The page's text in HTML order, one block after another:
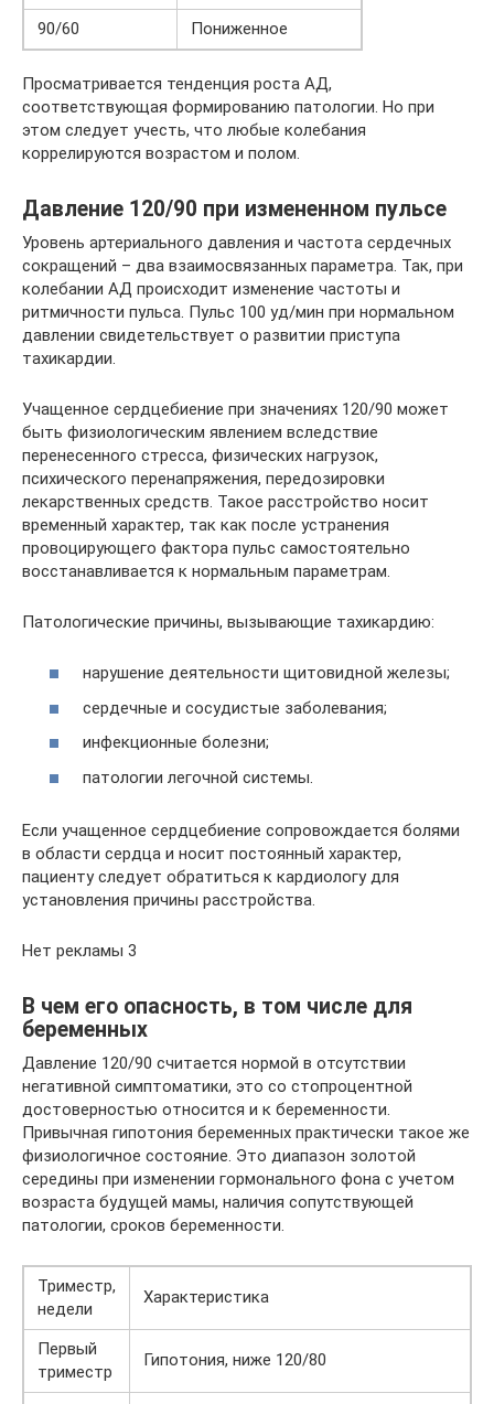
90/60
Пониженное
Просматривается тенденция роста АД,
соответствующая формированию патологии. Но при
этом следует учесть, что любые колебания
коррелируются возрастом и полом.
Давление 120/90 при измененном пульсе
Уровень артериального давления и частота сердечных
сокращений – два взаимосвязанных параметра. Так, при
колебании АД происходит изменение частоты и
ритмичности пульса. Пульс 100 уд/мин при нормальном
давлении свидетельствует о развитии приступа
тахикардии.
Учащенное сердцебиение при значениях 120/90 может
быть физиологическим явлением вследствие
перенесенного стресса, физических нагрузок,
психического перенапряжения, передозировки
лекарственных средств. Такое расстройство носит
временный характер, так как после устранения
провоцирующего фактора пульс самостоятельно
восстанавливается к нормальным параметрам.
Патологические причины, вызывающие тахикардию:
нарушение деятельности щитовидной железы;
сердечные и сосудистые заболевания;
инфекционные болезни;
патологии легочной системы.
Если учащенное сердцебиение сопровождается болями
в области сердца и носит постоянный характер,
пациенту следует обратиться к кардиологу для
установления причины расстройства.
Нет рекламы 3
В чем его опасность, в том числе для
беременных
Давление 120/90 считается нормой в отсутствии
негативной симптоматики, это со стопроцентной
достоверностью относится и к беременности.
Привычная гипотония беременных практически такое же
физиологичное состояние. Это диапазон золотой
середины при изменении гормонального фона с учетом
возраста будущей мамы, наличия сопутствующей
патологии, сроков беременности.
Триместр,
недели
Характеристика
Первый
триместр
Гипотония, ниже 120/80